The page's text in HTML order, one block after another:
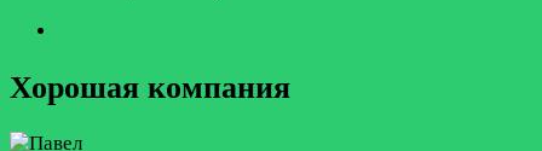
Хорошая компания